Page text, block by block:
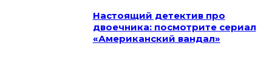
Настоящий детектив про
двоечника: посмотрите сериал
«Американский вандал»